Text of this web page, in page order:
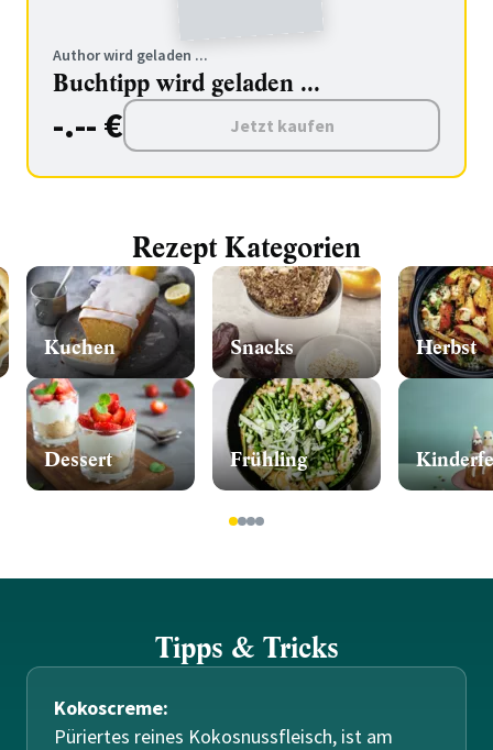
Author wird geladen ...
Buchtipp wird geladen ...
-.-- € Jetzt kaufen
Rezept Kategorien
Kuchen
Dessert
Snacks
Frühling
Herbst
1234
Tipps & Tricks
Kokoscreme:
Püriertes reines Kokosnussfleisch, ist am